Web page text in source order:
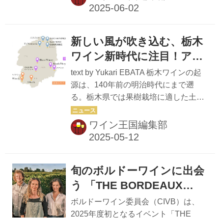
物多様性などの持続可能性を高めるプ
イン・チャレンジ（International Wine
甲州 2023年』『同 津軽 シャルドネ＆
ピノ・ノワール スパークリング 2019
サントリー株式会社 常務執行役員 ワ
イン本部長 吉雄 敬子 コメント 青森県
津軽地方、また長野県高山村の関係者
の皆様と一丸となって、ブドウ...
新しい風が吹き込む、栃木
ワイン新時代に注目！アカ
デミー・デュ・ヴァンにて
リレー講座が開講！
text by Yukari EBATA 栃木ワインの起
源は、140年前の明治時代にまで遡
る。栃木県では果樹栽培に適した土地
柄からブドウ栽培も盛んに行われ、ワ
イン造りの歴史も非常に長い。20世紀
の終わりまでは県内に2軒しかワイナ
は8ワイナリーのうち7軒が栃木県産ブ
ドウによるワイン造りを行い、さらに
がらワイナリー設立準備を進めてい
ワイン王国編集部
旬のボルドーワインに出会
う 「THE BORDEAUX
EXPERIENCE」開催
ボルドーワイン委員会（CIVB）は、
2025年度初となるイベント「THE